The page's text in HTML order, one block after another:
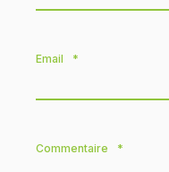
Email *
Commentaire *